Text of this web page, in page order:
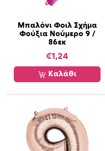
Μπαλόνι Φοιλ Σχήμα
Φούξια Νούμερο 9 /
86εκ
€1,24
Καλάθι